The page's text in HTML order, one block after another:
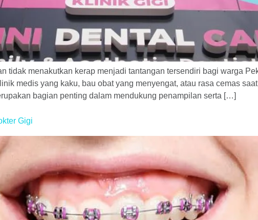
tidak menakutkan kerap menjadi tantangan tersendiri bagi warga
medis yang kaku, bau obat yang menyengat, atau rasa cemas
bagian penting dalam mendukung penampilan serta […]
Gigi